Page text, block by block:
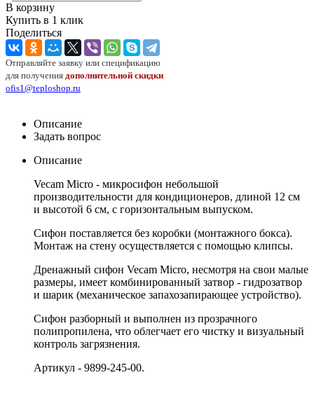
В корзину
Купить в 1 клик
Поделиться
Отправляйте заявку или спецификацию
для получения дополнительной скидки
ofis1@teploshop.ru
Описание
Задать вопрос
Описание
Vecam Micro - микросифон небольшой
производительности для кондиционеров, длиной 12 см
и высотой 6 см, с горизонтальным выпуском.
Сифон поставляется без коробки (монтажного бокса).
Монтаж на стену осуществляется с помощью клипсы.
Дренажный сифон Vecam Micro, несмотря на свои малые
размеры, имеет комбинированный затвор - гидрозатвор
и шарик (механическое запахозапирающее устройство).
Сифон разборный и выполнен из прозрачного
полипропилена, что облегчает его чистку и визуальный
контроль загрязнения.
Артикул - 9899-245-00.